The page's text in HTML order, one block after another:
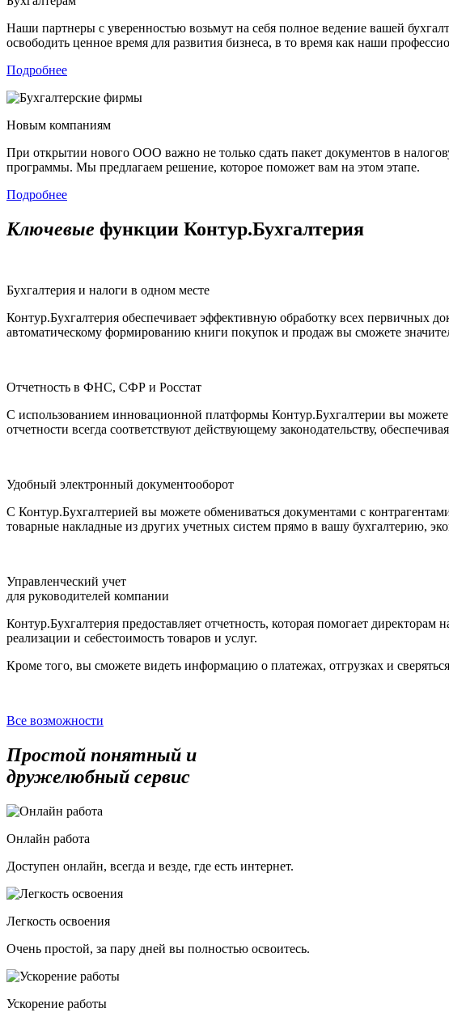
Наши партнеры с уверенностью возьмут на себя полное ведение вашей
освободить ценное время для развития бизнеса, в то время как наши
Подробнее
Новым компаниям
При открытии нового ООО важно не только сдать пакет документов в
программы. Мы предлагаем решение, которое поможет вам на этом этапе.
Подробнее
Ключевые функции Контур.Бухгалтерия
Бухгалтерия и налоги в одном месте
Контур.Бухгалтерия обеспечивает эффективную обработку всех первичных
автоматическому формированию книги покупок и продаж вы сможете
Отчетность в ФНС, СФР и Росстат
С использованием инновационной платформы Контур.Бухгалтерии вы
отчетности всегда соответствуют действующему законодательству,
Удобный электронный документооборот
С Контур.Бухгалтерией вы можете обмениваться документами с
товарные накладные из других учетных систем прямо в вашу бухгалтерию,
Управленческий учет
для руководителей компании
Контур.Бухгалтерия предоставляет отчетность, которая помогает
реализации и себестоимость товаров и услуг.
Кроме того, вы сможете видеть информацию о платежах, отгрузках и
Все возможности
Простой понятный и
дружелюбный сервис
Онлайн работа
Доступен онлайн, всегда и везде, где есть интернет.
Легкость освоения
Очень простой, за пару дней вы полностью освоитесь.
Ускорение работы